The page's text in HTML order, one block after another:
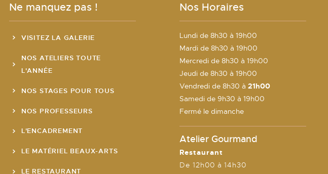
Ne manquez pas !
VISITEZ LA GALERIE
NOS ATELIERS TOUTE
L'ANNÉE
NOS STAGES POUR TOUS
NOS PROFESSEURS
L'ENCADREMENT
LE MATÉRIEL BEAUX-ARTS
LE RESTAURANT
Nos Horaires
Lundi de 8h30 à 19h00
Mardi de 8h30 à 19h00
Mercredi de 8h30 à 19h00
Jeudi de 8h30 à 19h00
Vendredi de 8h30 à21h00
Samedi de 9h30 à 19h00
Fermé le dimanche
Atelier Gourmand
Restaurant
De 12h00 à 14h30